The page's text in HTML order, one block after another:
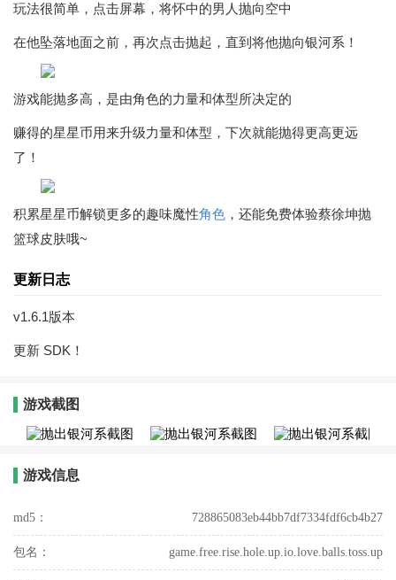
玩法很简单，点击屏幕，将怀中的男人抛向空中
在他坠落地面之前，再次点击抛起，直到将他抛向银河系！
游戏能抛多高，是由角色的力量和体型所决定的
赚得的星星币用来升级力量和体型，下次就能抛得更高更远
了！
积累星星币解锁更多的趣味魔性角色 ，还能免费体验蔡徐坤抛
篮球皮肤哦~
更新日志
v1.6.1版本
更新 SDK！
游戏截图
游戏信息
md5： 728865083eb44bb7df7334fdf6cb4b27
包名： game.free.rise.hole.up.io.love.balls.toss.up